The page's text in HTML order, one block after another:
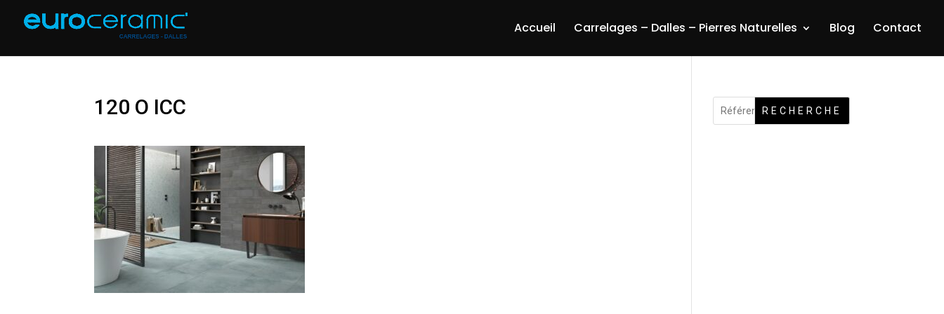
Accueil Carrelages – Dalles – Pierres Naturelles Blog Contact
120 O ICC RECHERCHE